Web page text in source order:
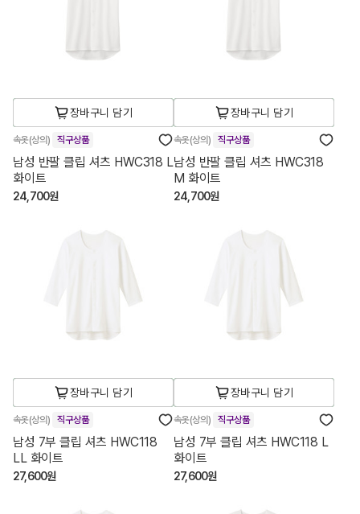
장바구니 담기
속옷(상의) 직구상품
남성 반팔 클립 셔츠 HWC318 L
화이트
24,700원
장바구니 담기
속옷(상의) 직구상품
남성 반팔 클립 셔츠 HWC318
M 화이트
24,700원
장바구니 담기
속옷(상의) 직구상품
남성 7부 클립 셔츠 HWC118
LL 화이트
27,600원
장바구니 담기
속옷(상의) 직구상품
남성 7부 클립 셔츠 HWC118 L
화이트
27,600원